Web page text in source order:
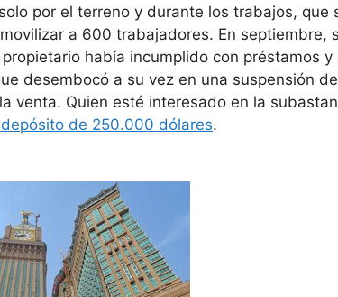
por el terreno y durante los trabajos, que
a 600 trabajadores. En septiembre,
había incumplido con préstamos
desembocó a su vez en una suspensión
venta. Quien esté interesado en la
de 250.000 dólares.